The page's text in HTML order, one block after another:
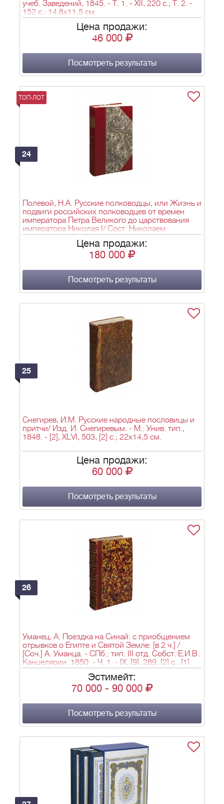
учеб. Заведений, 1845. - Т. 1. - XII, 220 с.; Т. 2. -
152 с.; 14,8х11,5 см.
Цена продажи:
46 000
Посмотреть результаты
ТОП-ЛОТ
24
Полевой, Н.А. Русские полководцы, или Жизнь и
подвиги российских полководцев от времен
императора Петра Великого до царствования
императора Николая I/ Сост. Николаем
Полевым. - СПб: К. Жернаков, 1845. - XII, 353, [2]
с., [1] л. фронт. (грав. тит. л.), [12] л. портр.;
Цена продажи:
180 000
Посмотреть результаты
25
Снегирев, И.М. Русские народные пословицы и
притчи/ Изд. И. Снегиревым. - М.: Унив. тип.,
1848. - [2], XLVI, 503, [2] с.; 22х14,5 см.
Цена продажи:
60 000
Посмотреть результаты
26
Уманец, А. Поездка на Синай: с приобщением
отрывков о Египте и Святой Земле: [в 2 ч.] /
[Соч.] А. Уманца. - СПб.: тип. III отд. Собст. Е.И.В.
Канцелярии, 1850. - Ч. 1. - IX, [9], 289, [2] с., [1]
лит. загл. л., [8] л. ил., карт.; Ч. 2. - [8], 372, [2] с.,
[1] лит. загл. л., [3] л. ил.; 22х15 см.
Эстимейт:
70 000 - 90 000
Посмотреть результаты